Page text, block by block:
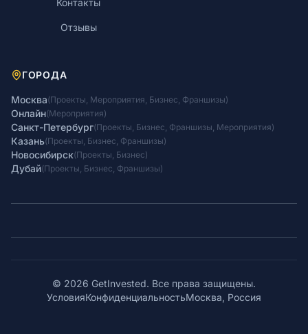
Контакты
Отзывы
ГОРОДА
Москва(Проекты, Мероприятия, Бизнес, Франшизы)
Онлайн(Мероприятия)
Санкт-Петербург(Проекты, Бизнес, Франшизы, Мероприятия)
Казань(Проекты, Бизнес, Франшизы)
Новосибирск(Проекты, Бизнес)
Дубай(Проекты, Бизнес, Франшизы)
© 2026 GetInvested. Все права защищены.
УсловияКонфиденциальностьМосква, Россия